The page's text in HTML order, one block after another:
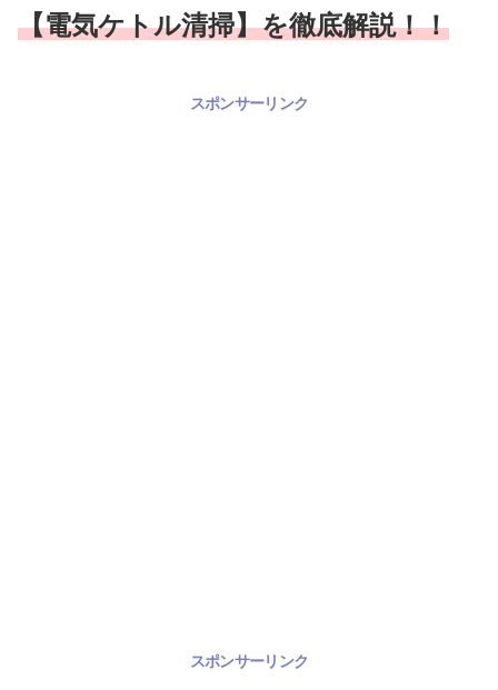
【電気ケトル清掃】を徹底解説！！
スポンサーリンク
スポンサーリンク